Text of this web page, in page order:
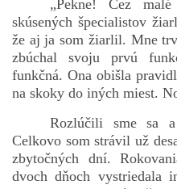
„Pekne! Cez
skúsených špecialistov
že aj ja som žiarlil. Mne
zbúchal svoju prvú
funkčná. Ona obišla
na skoky do iných miest.
Rozlúčili sme sa
Celkovo som strávil už
zbytočných dní.
dvoch dňoch vystriedala